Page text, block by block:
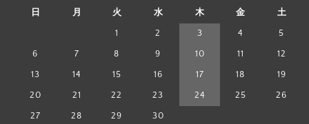
日 月 火 水 木 金 土
1 2 3 4 5
6 7 8 9 10 11 12
13 14 15 16 17 18 19
20 21 22 23 24 25 26
27 28 29 30